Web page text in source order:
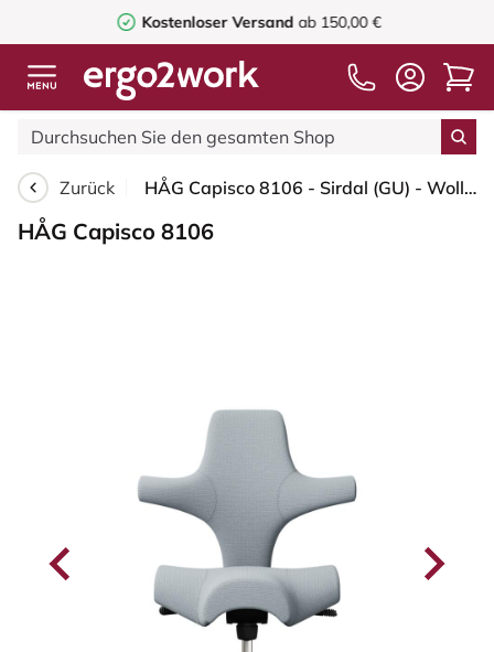
Kostenloser Versandab 150,00 €
Zurück HÅG Capisco 8106 - Sirdal (GU) - Wolle - SRD120 Light grey - Blush Rose - 200 mm (Sitzhöhe 46-64cm) - Bodengleiter
HÅG Capisco 8106